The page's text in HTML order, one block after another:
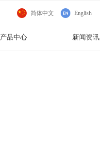
产品中心 新闻资讯
简体中文 English